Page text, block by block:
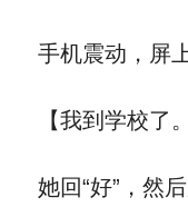
手机震动，屏上
【我到学校了。
她回“好”，然